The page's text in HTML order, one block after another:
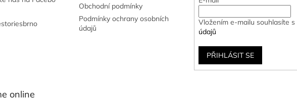
Obchodní podmínky
Podmínky ochrany osobních
údajů
Vložením e-mailu souhlasíte s
údajů
PŘIHLÁSIT SE
online